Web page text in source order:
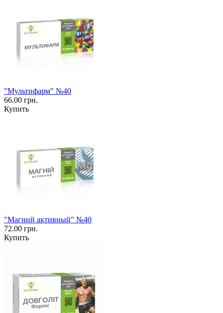
"Мультифарм" №40
66.00 грн.
Купить
"Магний активный" №40
72.00 грн.
Купить